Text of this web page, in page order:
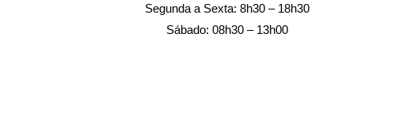
Segunda a Sexta: 8h30 – 18h30
Sábado: 08h30 – 13h00